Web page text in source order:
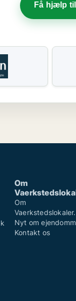
Få hjælp
Om
Om
Nyt om
Kontakt os